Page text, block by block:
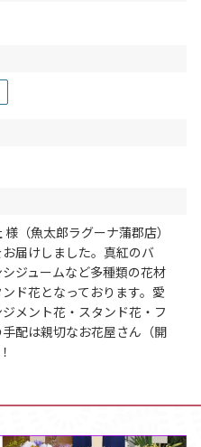
（魚太郎ラグーナ蒲郡店）
届けしました。真紅のバ
ジュームなど多種類の花材
ド花となっております。愛
メント花・スタンド花・フ
配は親切なお花屋さん（開